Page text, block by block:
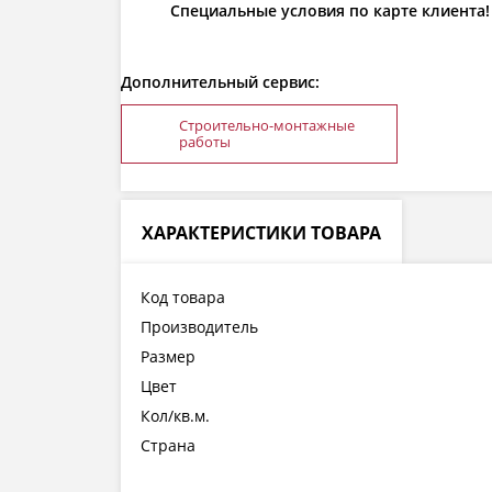
Специальные условия по карте клиента!
Дополнительный сервис:
Строительно-монтажные
работы
ХАРАКТЕРИСТИКИ ТОВАРА
Код товара
Производитель
Размер
Цвет
Кол/кв.м.
Страна